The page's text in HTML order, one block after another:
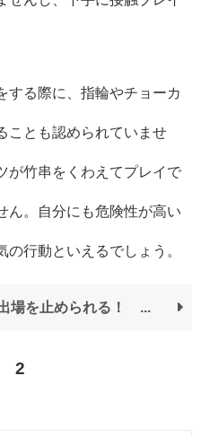
る際に、指輪やチョーカ
ことも認められていませ
が竹串をくわえてプレイで
ん。自分にも危険性が高い
行動といえるでしょう。
2